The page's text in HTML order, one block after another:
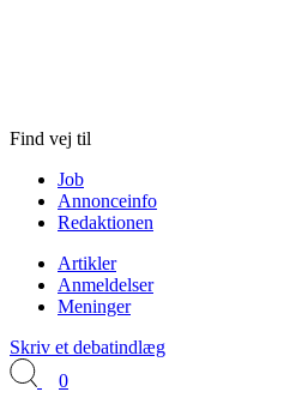
Find vej til
Job
Annonceinfo
Redaktionen
Artikler
Anmeldelser
Meninger
Skriv et debatindlæg
0